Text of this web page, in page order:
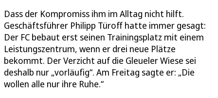
Dass der Kompromiss ihm im Alltag nicht hilft.
Geschäftsführer Philipp Türoff hatte immer gesagt:
Der FC bebaut erst seinen Trainingsplatz mit einem
Leistungszentrum, wenn er drei neue Plätze
bekommt. Der Verzicht auf die Gleueler Wiese sei
deshalb nur „vorläufig“. Am Freitag sagte er: „Die
wollen alle nur ihre Ruhe.“